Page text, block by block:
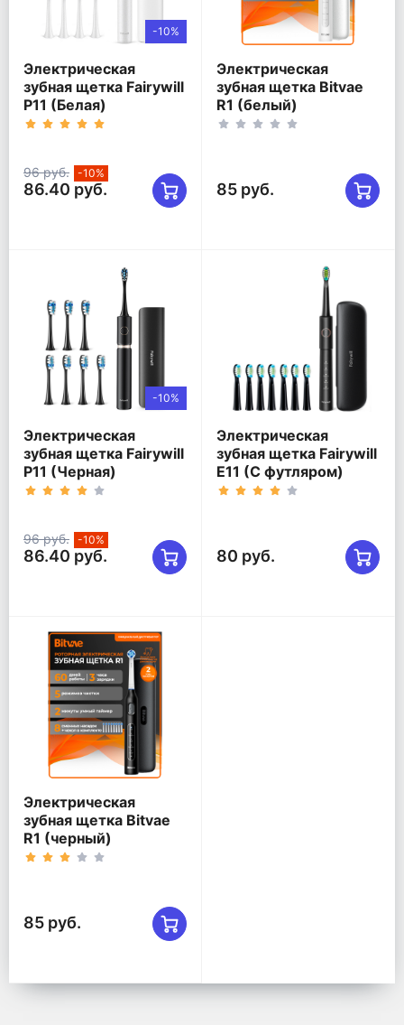
-10%
Электрическая
зубная щетка Fairywill
P11 (Белая)
96 руб. -10%
86.40 руб.
Электрическая
зубная щетка Bitvae
R1 (белый)
85 руб.
-10%
Электрическая
зубная щетка Fairywill
P11 (Черная)
96 руб. -10%
86.40 руб.
Электрическая
зубная щетка Fairywill
E11 (C футляром)
80 руб.
Электрическая
зубная щетка Bitvae
R1 (черный)
85 руб.